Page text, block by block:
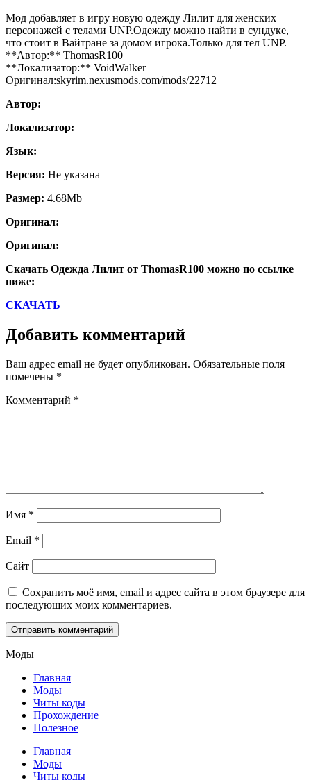
Мод добавляет в игру новую одежду Лилит для женских
персонажей с телами UNP.Одежду можно найти в сундуке,
что стоит в Вайтране за домом игрока.Только для тел UNP.
**Автор:** ThomasR100
**Локализатор:** VoidWalker
Оригинал:skyrim.nexusmods.com/mods/22712
Автор:
Локализатор:
Язык:
Версия: Не указана
Размер: 4.68Mb
Оригинал:
Оригинал:
Скачать Одежда Лилит от ThomasR100 можно по ссылке
ниже:
СКАЧАТЬ
Добавить комментарий
Ваш адрес email не будет опубликован. Обязательные поля
помечены *
Комментарий *
Имя *
Email *
Сайт
Сохранить моё имя, email и адрес сайта в этом браузере для
последующих моих комментариев.
Моды
Главная
Моды
Читы коды
Прохождение
Полезное
Главная
Моды
Читы коды